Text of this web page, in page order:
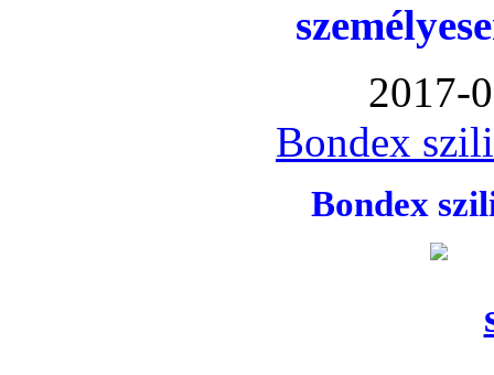
2017-
Bondex
Bondex